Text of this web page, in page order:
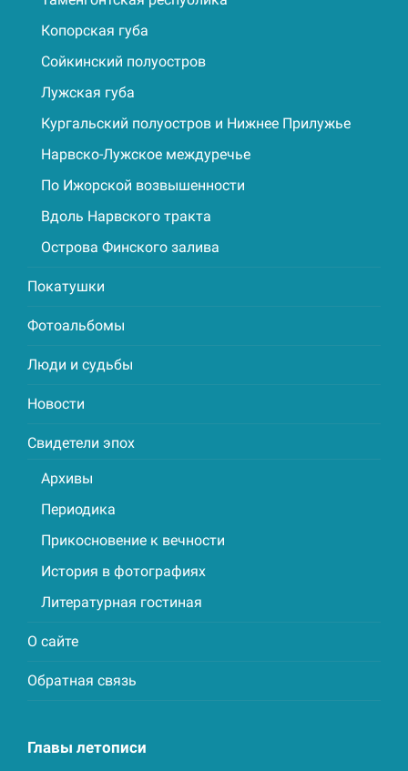
Копорская губа
Сойкинский полуостров
Лужская губа
Кургальский полуостров и Нижнее Прилужье
Нарвско-Лужское междуречье
По Ижорской возвышенности
Вдоль Нарвского тракта
Острова Финского залива
Покатушки
Фотоальбомы
Люди и судьбы
Новости
Свидетели эпох
Архивы
Периодика
Прикосновение к вечности
История в фотографиях
Литературная гостиная
О сайте
Обратная связь
Главы летописи